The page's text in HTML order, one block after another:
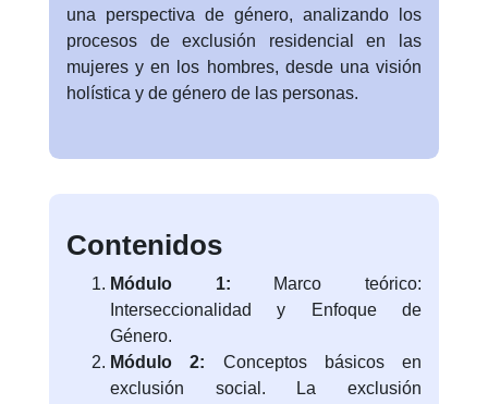
una perspectiva de género, analizando los
procesos de exclusión residencial en las
mujeres y en los hombres, desde una visión
holística y de género de las personas.
Contenidos
Módulo 1: Marco teórico:
Interseccionalidad y Enfoque de
Género.
Módulo 2: Conceptos básicos en
exclusión social. La exclusión